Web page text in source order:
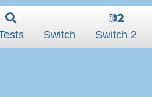
Switch Switch 2